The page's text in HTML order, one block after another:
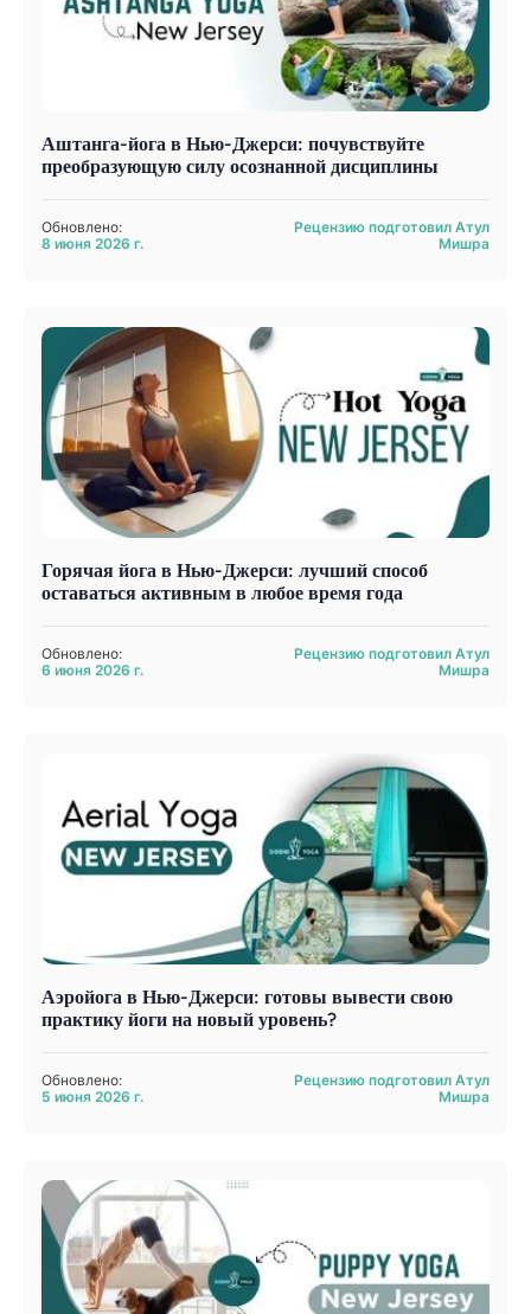
Аштанга-йога в Нью-Джерси: почувствуйте
преобразующую силу осознанной дисциплины
Обновлено:
8 июня 2026 г.
Рецензию подготовил Атул
Мишра
Горячая йога в Нью-Джерси: лучший способ
оставаться активным в любое время года
Обновлено:
6 июня 2026 г.
Рецензию подготовил Атул
Мишра
Аэройога в Нью-Джерси: готовы вывести свою
практику йоги на новый уровень?
Обновлено:
5 июня 2026 г.
Рецензию подготовил Атул
Мишра